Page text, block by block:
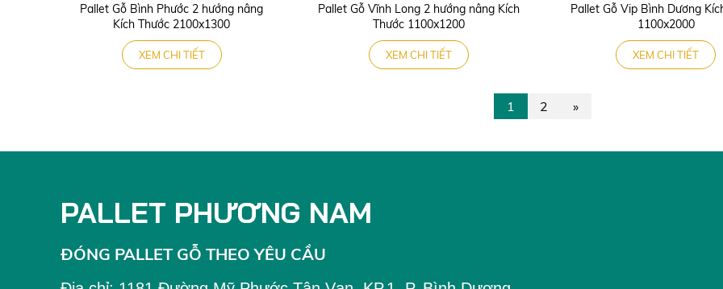
Pallet Gỗ Bình Phước 2 hướng nâng
Kích Thước 2100x1300
XEM CHI TIẾT
Pallet Gỗ Vĩnh Long 2 hướng nâng Kích
Thước 1100x1200
XEM CHI TIẾT
Pallet Gỗ Vip Bình Dương
1100x2000
XEM CHI TIẾT
1 2 »
PALLET PHƯƠNG NAM
ĐÓNG PALLET GỖ THEO YÊU CẦU